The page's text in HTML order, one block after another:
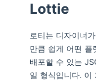
Lottie
로티는 디자이너
만큼 쉽게 어떤 플
배포할 수 있는
일 형식입니다. 이